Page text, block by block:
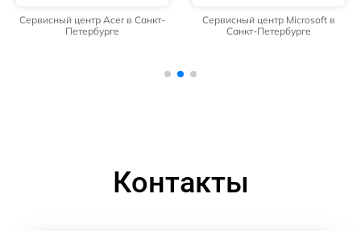
Сервисный центр Acer в Санкт-
Петербурге
Сервисный центр Microsoft в
Санкт-Петербурге
Контакты